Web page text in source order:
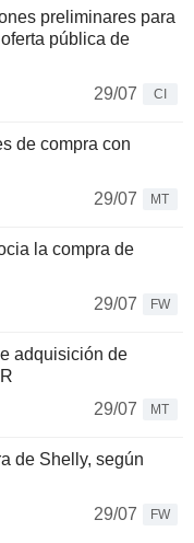
preliminares para
pública de
29/07
CI
de compra con
29/07
MT
la compra de
29/07
FW
adquisición de
29/07
MT
de Shelly, según
29/07
FW